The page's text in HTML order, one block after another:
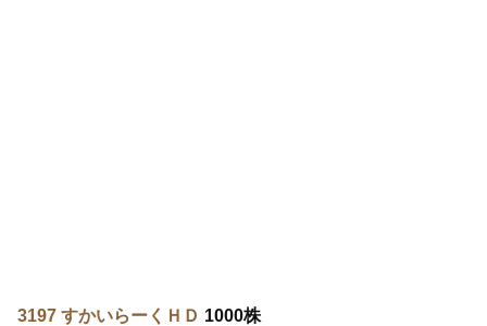
3197 すかいらーくＨＤ 1000株